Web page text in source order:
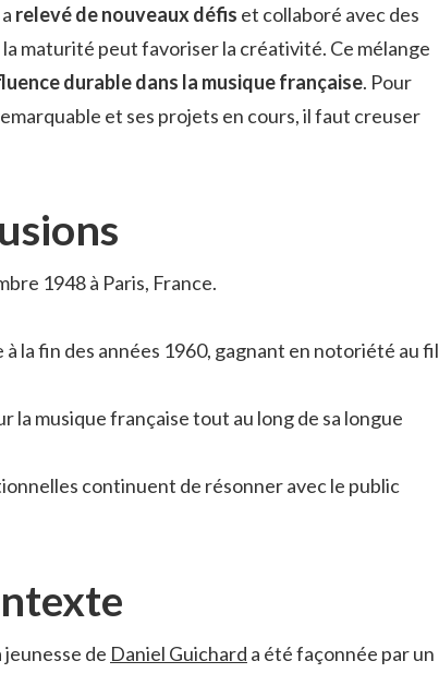
relevé de nouveaux défis et collaboré avec des
maturité peut favoriser la créativité. Ce mélange
durable dans la musique française. Pour
et ses projets en cours, il faut creuser
1948 à Paris, France.
à la fin des années 1960, gagnant en notoriété au fil
la musique française tout au long de sa longue
continuent de résonner avec le public
jeunesse de Daniel Guichard a été façonnée par un